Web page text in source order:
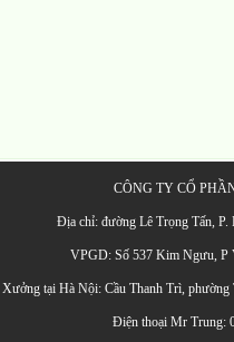
CÔNG TY CỔ
Địa chỉ: đường Lê Trọng Tấn,
VPGD: Số 537 Kim Ngưu, P
tại Hà Nội: Cầu Thanh Trì,
Điện thoại Mr Trung: